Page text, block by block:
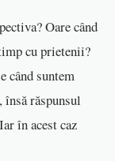
Oare când
cu prietenii?
când suntem
răspunsul
în acest caz